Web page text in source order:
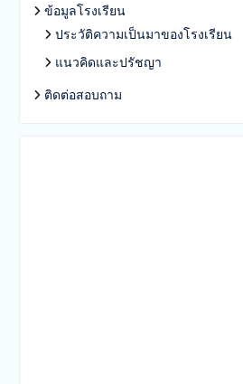
ข้อมูลโรงเรียน
ประวัติความเป็นมาของโรงเรียน
แนวคิดและปรัชญา
ติดต่อสอบถาม